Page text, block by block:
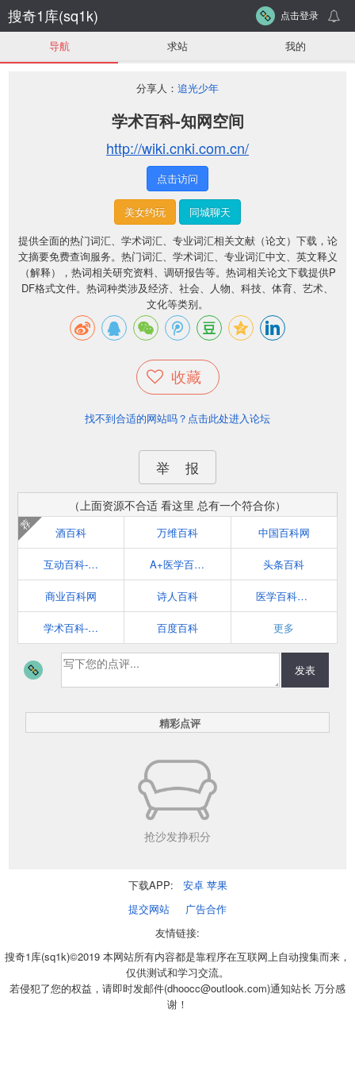
搜奇1库(sq1k) 点击登录
导航 求站 我的
分享人： 追光少年
学术百科-知网空间
http://wiki.cnki.com.cn/
点击访问
美女约玩
同城聊天
提供全面的热门词汇、学术词汇、专业词汇相关文献（论文）下载，论
文摘要免费查询服务。热门词汇、学术词汇、专业词汇中文、英文释义
（解释），热词相关研究资料、调研报告等。热词相关论文下载提供P
DF格式文件。热词种类涉及经济、社会、人物、科技、体育、艺术、
文化等类别。
收藏
找不到合适的网站吗？点击此处进入论坛
举 报
（上面资源不合适 看这里 总有一个符合你）
酒百科
荐
万维百科 中国百科网
互动百科-百科更权威 A+医学百科, 在线医学百科全书 头条百科
商业百科网 诗人百科 医学百科_公益靠谱的医学知识宝库_医学网
学术百科-知网空间 百度百科 更多
发表
精彩点评
抢沙发挣积分
下载APP: 安卓 苹果
提交网站
广告合作
友情链接:
搜奇1库(sq1k)©2019 本网站所有内容都是靠程序在互联网上自动搜集而来，
仅供测试和学习交流。
若侵犯了您的权益，请即时发邮件(dhoocc@outlook.com)通知站长 万分感
谢！